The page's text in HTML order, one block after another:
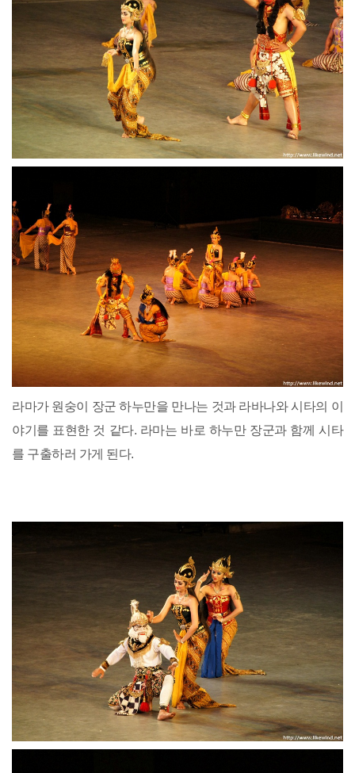
라마가 원숭이 장군 하누만을 만나는 것과 라바나와 시타의 이
야기를 표현한 것 같다. 라마는 바로 하누만 장군과 함께 시타
를 구출하러 가게 된다.